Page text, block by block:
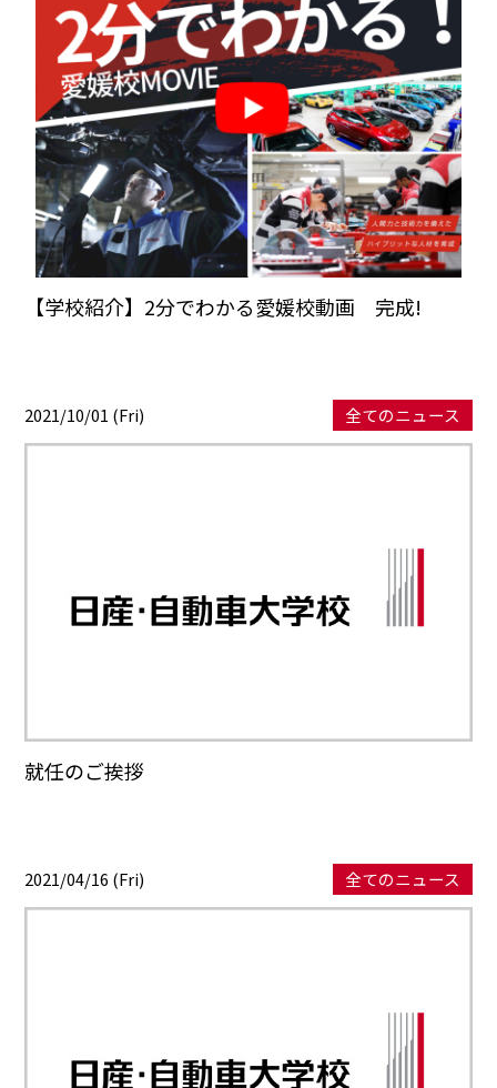
【学校紹介】2分でわかる愛媛校動画 完成!
2021/10/01 (Fri) 全てのニュース
就任のご挨拶
2021/04/16 (Fri) 全てのニュース